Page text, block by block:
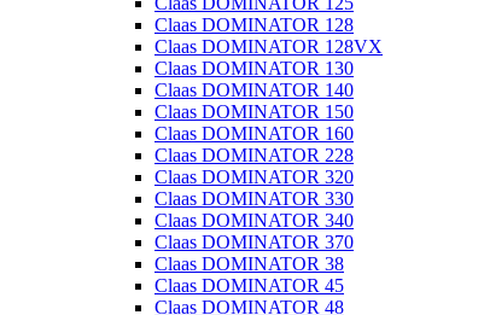
Claas DOMINATOR 128
Claas DOMINATOR 128VX
Claas DOMINATOR 130
Claas DOMINATOR 140
Claas DOMINATOR 150
Claas DOMINATOR 160
Claas DOMINATOR 228
Claas DOMINATOR 320
Claas DOMINATOR 330
Claas DOMINATOR 340
Claas DOMINATOR 370
Claas DOMINATOR 38
Claas DOMINATOR 45
Claas DOMINATOR 48